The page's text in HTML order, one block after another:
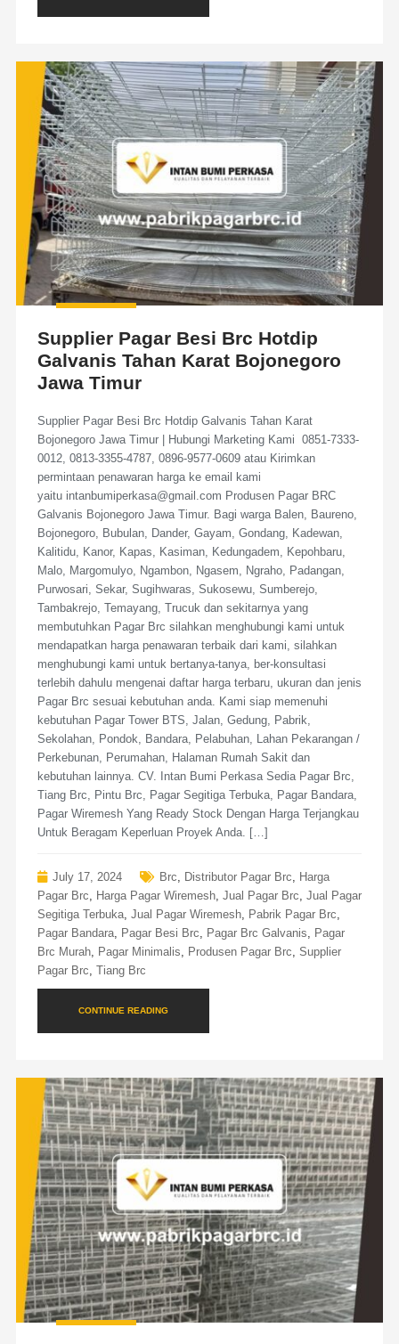
Supplier Pagar Besi Brc Hotdip
Galvanis Tahan Karat Bojonegoro
Jawa Timur
Supplier Pagar Besi Brc Hotdip Galvanis Tahan Karat
Bojonegoro Jawa Timur | Hubungi Marketing Kami 0851-7333-
0012, 0813-3355-4787, 0896-9577-0609 atau Kirimkan
permintaan penawaran harga ke email kami
yaitu intanbumiperkasa@gmail.com Produsen Pagar BRC
Galvanis Bojonegoro Jawa Timur. Bagi warga Balen, Baureno,
Bojonegoro, Bubulan, Dander, Gayam, Gondang, Kadewan,
Kalitidu, Kanor, Kapas, Kasiman, Kedungadem, Kepohbaru,
Malo, Margomulyo, Ngambon, Ngasem, Ngraho, Padangan,
Purwosari, Sekar, Sugihwaras, Sukosewu, Sumberejo,
Tambakrejo, Temayang, Trucuk dan sekitarnya yang
membutuhkan Pagar Brc silahkan menghubungi kami untuk
mendapatkan harga penawaran terbaik dari kami, silahkan
menghubungi kami untuk bertanya-tanya, ber-konsultasi
terlebih dahulu mengenai daftar harga terbaru, ukuran dan jenis
Pagar Brc sesuai kebutuhan anda. Kami siap memenuhi
kebutuhan Pagar Tower BTS, Jalan, Gedung, Pabrik,
Sekolahan, Pondok, Bandara, Pelabuhan, Lahan Pekarangan /
Perkebunan, Perumahan, Halaman Rumah Sakit dan
kebutuhan lainnya. CV. Intan Bumi Perkasa Sedia Pagar Brc,
Tiang Brc, Pintu Brc, Pagar Segitiga Terbuka, Pagar Bandara,
Pagar Wiremesh Yang Ready Stock Dengan Harga Terjangkau
Untuk Beragam Keperluan Proyek Anda. […]
July 17, 2024 Brc, Distributor Pagar Brc, Harga
Pagar Brc, Harga Pagar Wiremesh, Jual Pagar Brc, Jual Pagar
Segitiga Terbuka, Jual Pagar Wiremesh, Pabrik Pagar Brc,
Pagar Bandara, Pagar Besi Brc, Pagar Brc Galvanis, Pagar
Brc Murah, Pagar Minimalis, Produsen Pagar Brc, Supplier
Pagar Brc, Tiang Brc
CONTINUE READING